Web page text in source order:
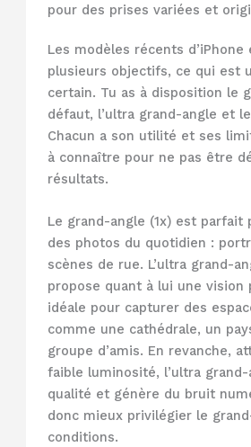
pour des prises variées et
Les modèles récents d’iPhone
plusieurs objectifs, ce qui est
certain. Tu as à disposition le
défaut, l’ultra grand-angle et
Chacun a son utilité et ses
à connaître pour ne pas être
résultats.
Le grand-angle (1x) est parfait
des photos du quotidien :
scènes de rue. L’ultra grand-
propose quant à lui une vision
idéale pour capturer des
comme une cathédrale, un
groupe d’amis. En revanche,
faible luminosité, l’ultra
qualité et génère du bruit
donc mieux privilégier le
conditions.